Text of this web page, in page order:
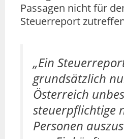
Passagen nicht für
Steuerreport
„Ein
grundsätzlich
Österreich
steuerpflichtige
Personen